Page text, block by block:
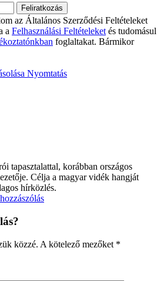
az Általános Szerződési Feltételeket
a Felhasználási Feltételeket és tudomásul
foglaltakat. Bármikor
Nyomtatás
tapasztalattal, korábban országos
Célja a magyar vidék hangját
hírközlés.
közzé. A kötelező mezőket *